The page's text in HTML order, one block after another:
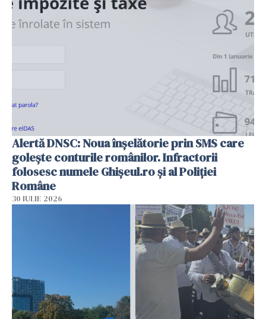
Alertă DNSC: Noua înșelătorie prin SMS care
golește conturile românilor. Infractorii
folosesc numele Ghișeul.ro și al Poliției
Române
30 IULIE 2026